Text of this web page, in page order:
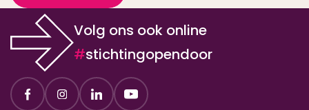
Volg ons ook online
#stichtingopendoor